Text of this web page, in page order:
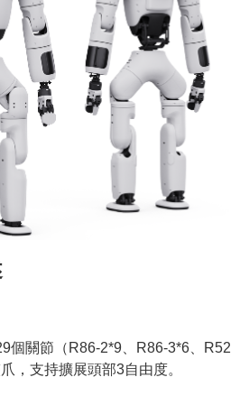
個關節（R86-2*9、R86-3*6、R52
，支持擴展頭部3自由度。